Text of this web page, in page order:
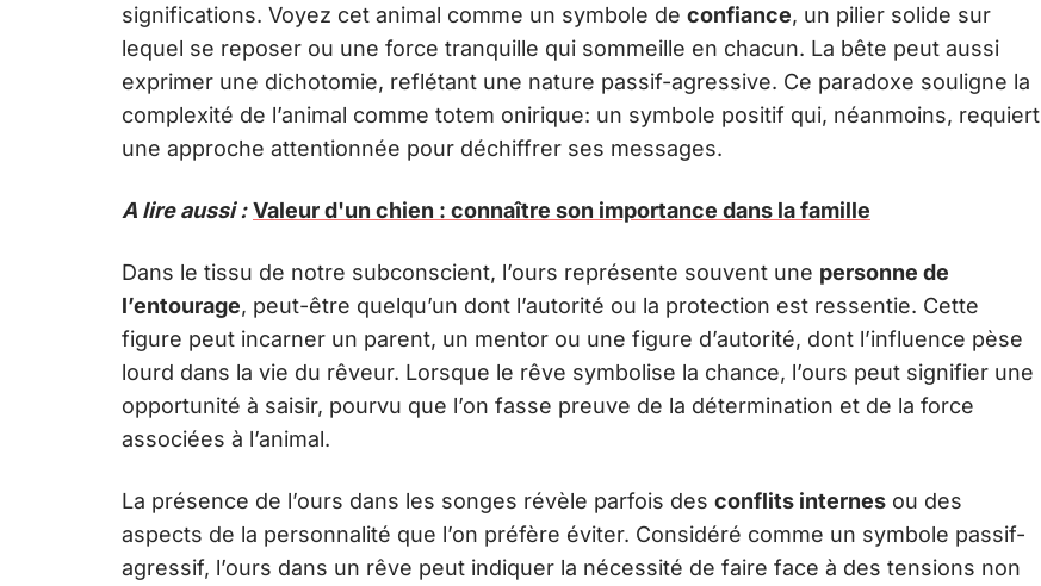
significations. Voyez cet animal comme un symbole de confiance, un pilier solide sur
lequel se reposer ou une force tranquille qui sommeille en chacun. La bête peut aussi
exprimer une dichotomie, reflétant une nature passif-agressive. Ce paradoxe souligne la
complexité de l’animal comme totem onirique: un symbole positif qui, néanmoins, requiert
une approche attentionnée pour déchiffrer ses messages.
A lire aussi : Valeur d'un chien : connaître son importance dans la famille
Dans le tissu de notre subconscient, l’ours représente souvent une personne de
l’entourage, peut-être quelqu’un dont l’autorité ou la protection est ressentie. Cette
figure peut incarner un parent, un mentor ou une figure d’autorité, dont l’influence pèse
lourd dans la vie du rêveur. Lorsque le rêve symbolise la chance, l’ours peut signifier une
opportunité à saisir, pourvu que l’on fasse preuve de la détermination et de la force
associées à l’animal.
La présence de l’ours dans les songes révèle parfois des conflits internes ou des
aspects de la personnalité que l’on préfère éviter. Considéré comme un symbole passif-
agressif, l’ours dans un rêve peut indiquer la nécessité de faire face à des tensions non